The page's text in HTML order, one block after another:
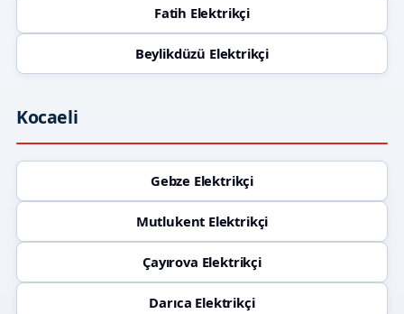
Fatih Elektrikçi
Beylikdüzü Elektrikçi
Kocaeli
Gebze Elektrikçi
Mutlukent Elektrikçi
Çayırova Elektrikçi
Darıca Elektrikçi